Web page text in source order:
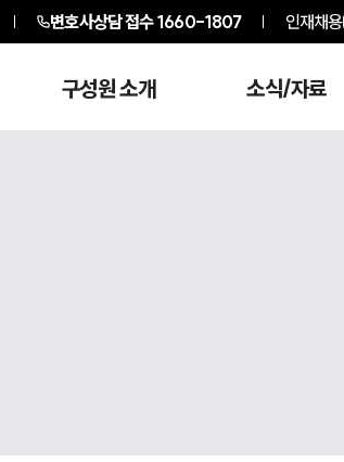
변호사상담 접수1660-1807 인재채용
구성원 소개 소식/자료